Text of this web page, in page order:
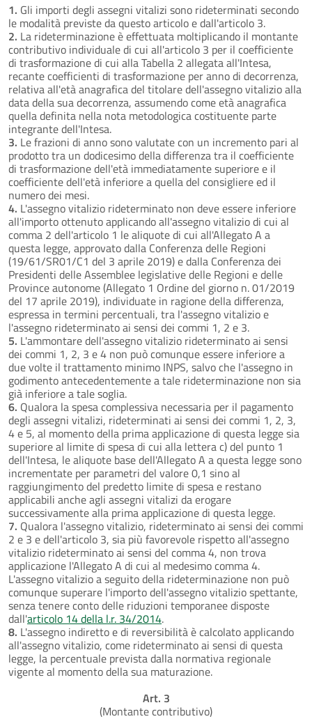
1. Gli importi degli assegni vitalizi sono rideterminati secondo
le modalità previste da questo articolo e dall'articolo 3.
2. La rideterminazione è effettuata moltiplicando il montante
contributivo individuale di cui all'articolo 3 per il coefficiente
di trasformazione di cui alla Tabella 2 allegata all'Intesa,
recante coefficienti di trasformazione per anno di decorrenza,
relativa all'età anagrafica del titolare dell'assegno vitalizio alla
data della sua decorrenza, assumendo come età anagrafica
quella definita nella nota metodologica costituente parte
integrante dell'Intesa.
3. Le frazioni di anno sono valutate con un incremento pari al
prodotto tra un dodicesimo della differenza tra il coefficiente
di trasformazione dell'età immediatamente superiore e il
coefficiente dell'età inferiore a quella del consigliere ed il
numero dei mesi.
4. L'assegno vitalizio rideterminato non deve essere inferiore
all'importo ottenuto applicando all'assegno vitalizio di cui al
comma 2 dell'articolo 1 le aliquote di cui all'Allegato A a
questa legge, approvato dalla Conferenza delle Regioni
(19/61/SR01/C1 del 3 aprile 2019) e dalla Conferenza dei
Presidenti delle Assemblee legislative delle Regioni e delle
Province autonome (Allegato 1 Ordine del giorno n. 01/2019
del 17 aprile 2019), individuate in ragione della differenza,
espressa in termini percentuali, tra l'assegno vitalizio e
l'assegno rideterminato ai sensi dei commi 1, 2 e 3.
5. L'ammontare dell'assegno vitalizio rideterminato ai sensi
dei commi 1, 2, 3 e 4 non può comunque essere inferiore a
due volte il trattamento minimo INPS, salvo che l'assegno in
godimento antecedentemente a tale rideterminazione non sia
già inferiore a tale soglia.
6. Qualora la spesa complessiva necessaria per il pagamento
degli assegni vitalizi, rideterminati ai sensi dei commi 1, 2, 3,
4 e 5, al momento della prima applicazione di questa legge sia
superiore al limite di spesa di cui alla lettera c) del punto 1
dell'Intesa, le aliquote base dell'Allegato A a questa legge sono
incrementate per parametri del valore 0,1 sino al
raggiungimento del predetto limite di spesa e restano
applicabili anche agli assegni vitalizi da erogare
successivamente alla prima applicazione di questa legge.
7. Qualora l'assegno vitalizio, rideterminato ai sensi dei commi
2 e 3 e dell'articolo 3, sia più favorevole rispetto all'assegno
vitalizio rideterminato ai sensi del comma 4, non trova
applicazione l'Allegato A di cui al medesimo comma 4.
L'assegno vitalizio a seguito della rideterminazione non può
comunque superare l'importo dell'assegno vitalizio spettante,
senza tenere conto delle riduzioni temporanee disposte
dall'articolo 14 della l.r. 34/2014.
8. L'assegno indiretto e di reversibilità è calcolato applicando
all'assegno vitalizio, come rideterminato ai sensi di questa
legge, la percentuale prevista dalla normativa regionale
vigente al momento della sua maturazione.
Art. 3
(Montante contributivo)